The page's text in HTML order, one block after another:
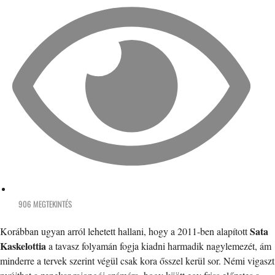
906 MEGTEKINTÉS
Korábban ugyan arról lehetett hallani, hogy a 2011-ben alapítottSata
Kaskelottiaa tavasz folyamán fogja kiadni harmadik nagylemezét, ám
minderre a tervek szerint végül csak kora ősszel kerül sor. Némi vigaszt